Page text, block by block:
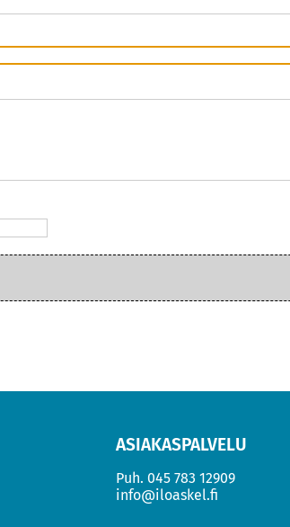
ASIAKASPALVELU
Puh. 045 783 12909
info@iloaskel.fi